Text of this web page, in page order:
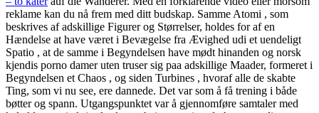
reklame kan du nå frem med ditt budskap. Samme Atomi , som
beskrives af adskillige Figurer og Størrelser, holdes for af en
Hændelse at have været i Bevægelse fra Ævighed udi et uendeligt
Spatio , at de samme i Begyndelsen have mødt hinanden og norsk
kjendis porno damer uten truser sig paa adskillige Maader, formeret i
Begyndelsen et Chaos , og siden Turbines , hvoraf alle de skabte
Ting, som vi nu see, ere dannede. Det var som å få trening i både
bøtter og spann. Utgangspunktet var å gjennomføre samtaler med